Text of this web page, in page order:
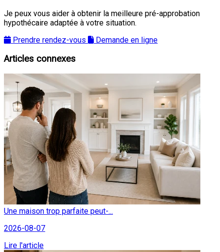
Je peux vous aider à obtenir la meilleure pré-approbation
hypothécaire adaptée à votre situation.
Prendre rendez-vous
Demande en ligne
Articles connexes
Une maison trop parfaite peut-...
2026-08-07
Lire l'article